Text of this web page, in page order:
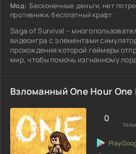
Мод: Бесконечные деньги, нет
противники, бесплатный крафт
Saga of Survival –
видеоигра с элементами
прохождения которой геймеры
мир, чтобы помочь изгнанному
Взломанный One Hour One
0